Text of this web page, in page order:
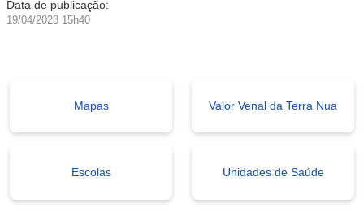
Data de publicação:
19/04/2023 15h40
Mapas Valor Venal da Terra Nua
Escolas Unidades de Saúde